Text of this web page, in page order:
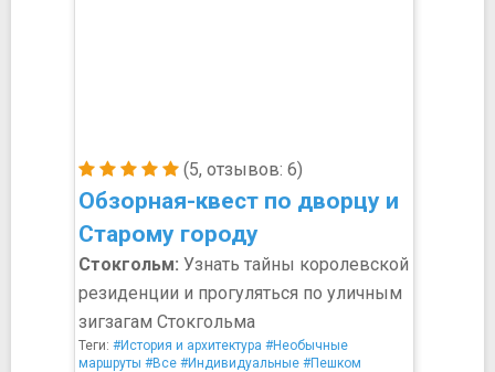
(5, отзывов: 6)
Обзорная-квест по дворцу и
Старому городу
Стокгольм: Узнать тайны королевской
резиденции и прогуляться по уличным
зигзагам Стокгольма
Теги: #История и архитектура #Необычные
маршруты #Все #Индивидуальные #Пешком